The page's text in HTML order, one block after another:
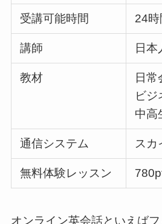
受講可能時間 24時
講師 日本
教材
日常
ビジ
中高
通信システム スカ
無料体験レッスン
オンライン英会話といえばフ